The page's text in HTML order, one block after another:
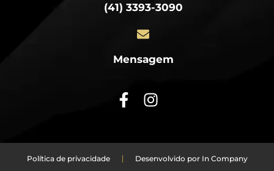
(41) 3393-3090
Mensagem
Política de privacidade Desenvolvido por In Company